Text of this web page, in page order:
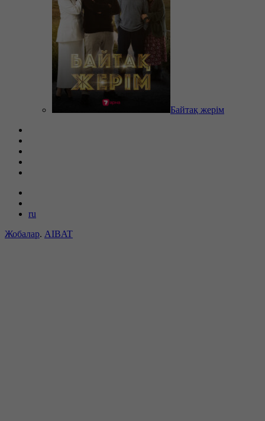
Байтақ жерім
ru
Жобалар. AIBAT